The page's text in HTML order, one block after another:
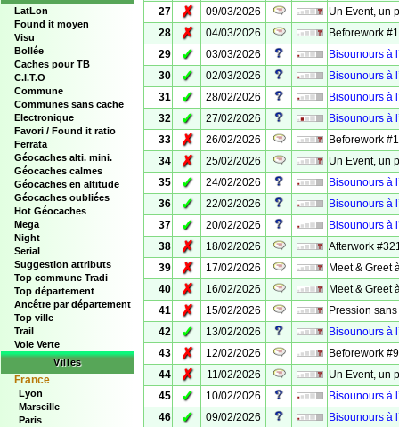
LatLon
Found it moyen
Visu
Bollée
Caches pour TB
C.I.T.O
Commune
Communes sans cache
Electronique
Favori / Found it ratio
Ferrata
Géocaches alti. mini.
Géocaches calmes
Géocaches en altitude
Géocaches oubliées
Hot Géocaches
Mega
Night
Serial
Suggestion attributs
Top commune Tradi
Top département
Ancêtre par département
Top ville
Trail
Voie Verte
Villes
France
Lyon
Marseille
Paris
27
✗ 09/03/2026
Un Event, un
28
✗ 04/03/2026
Beforework
29
✓ 03/03/2026
Bisounours à
30
✓ 02/03/2026
Bisounours à
31
✓ 28/02/2026
Bisounours à
32
✓ 27/02/2026
Bisounours à
33
✗ 26/02/2026
Beforework
34
✗ 25/02/2026
Un Event, un
35
✓ 24/02/2026
Bisounours à
36
✓ 22/02/2026
Bisounours à
37
✓ 20/02/2026
Bisounours à
38
✗ 18/02/2026
Afterwork
39
✗ 17/02/2026
Meet & Greet
40
✗ 16/02/2026
Meet & Greet
41
✗ 15/02/2026
Pression
42
✓ 13/02/2026
Bisounours à
43
✗ 12/02/2026
Beforework
44
✗ 11/02/2026
Un Event, un
45
✓ 10/02/2026
Bisounours à
46
✓ 09/02/2026
Bisounours à